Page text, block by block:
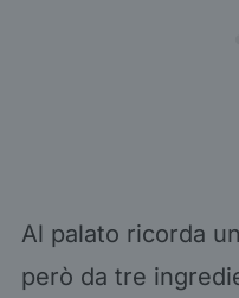
Al palato ricorda un
però da tre